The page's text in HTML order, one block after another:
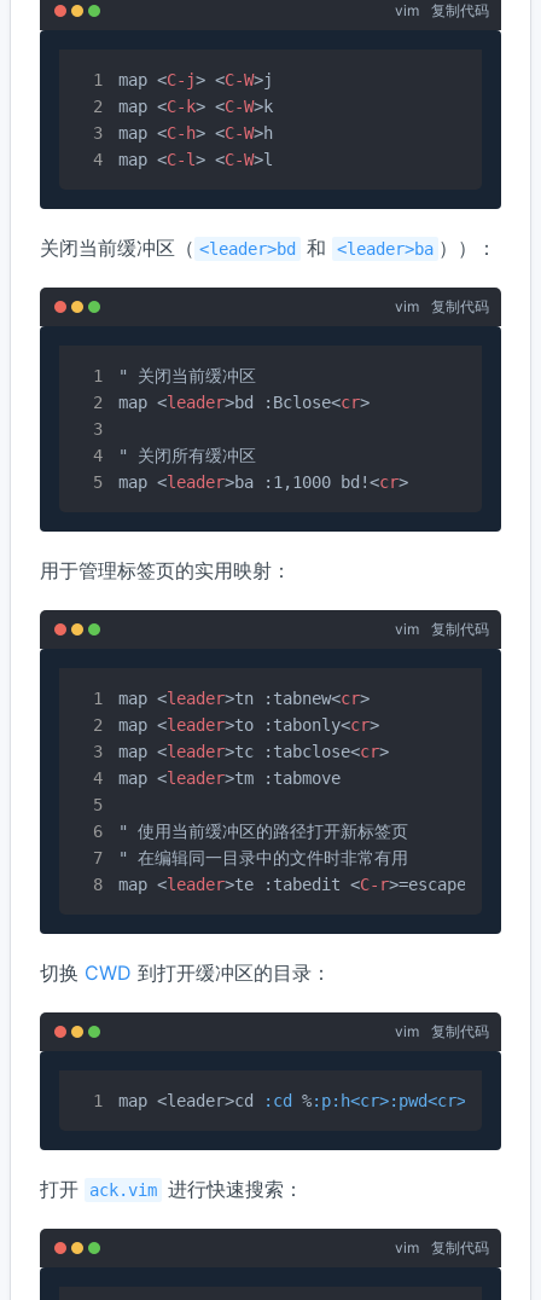
vim 复制代码
map <C-j> <C-W>j
map <C-k> <C-W>k
map <C-h> <C-W>h
map <C-l> <C-W>
关闭当前缓冲区（ <leader>bd 和 <leader>ba ））：
vim 复制代码
" 关闭当前缓冲区
map <leader>bd :Bclose<cr>
" 关闭所有缓冲区
map <leader>ba :1,1000 bd!<cr>
用于管理标签页的实用映射：
vim 复制代码
map <leader>tn :tabnew<cr>
map <leader>to :tabonly<cr>
map <leader>tc :tabclose<cr>
map <leader>tm :tabmove
" 使用当前缓冲区的路径打开新标签页
" 在编辑同一目录中的文件时非常有用
map <leader>te :tabedit <C-r>
切换 CWD 到打开缓冲区的目录：
vim 复制代码
map <leader>cd :cd %:p:h<cr>:pwd<cr>
打开 ack.vim 进行快速搜索：
vim 复制代码